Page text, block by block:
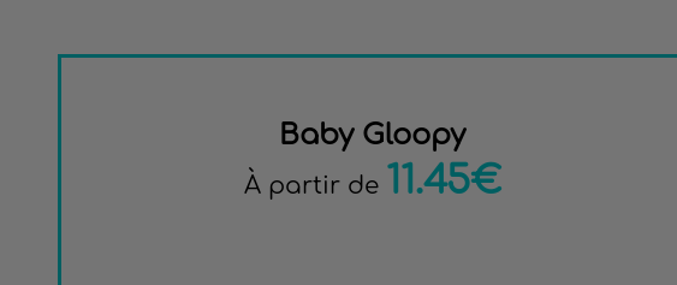
Baby Gloopy
À partir de 11.45€